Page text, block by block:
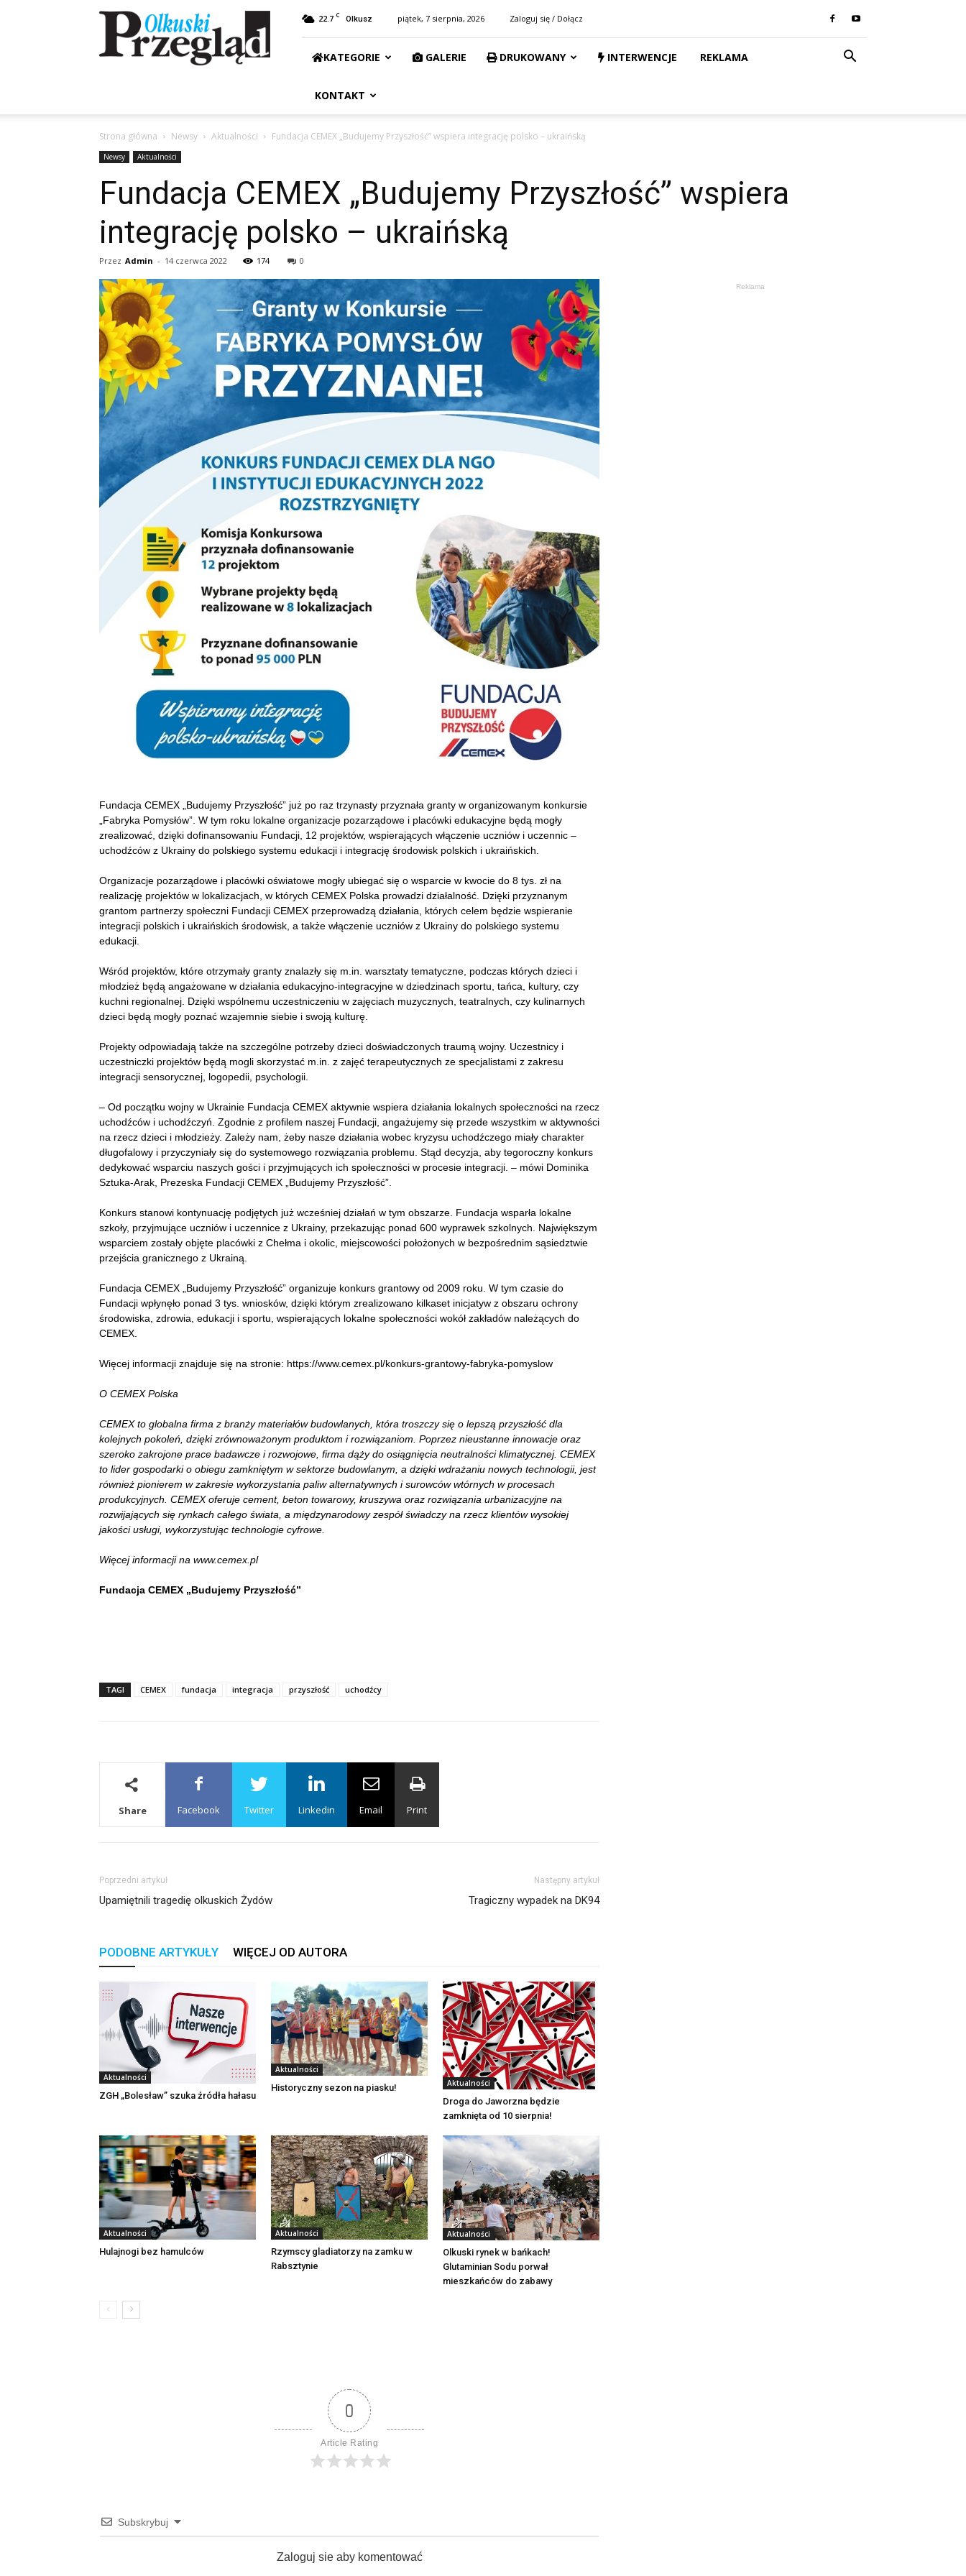
Przegląd
Olkuski
22.7 C Olkusz piątek, 7 sierpnia, 2026 Zaloguj się / Dołącz
KATEGORIE GALERIE DRUKOWANY INTERWENCJE REKLAMA
KONTAKT
Strona główna Newsy Aktualności Fundacja CEMEX „Budujemy Przyszłość” wspiera integrację polsko – ukraińską
Newsy Aktualności
Fundacja CEMEX „Budujemy Przyszłość” wspiera
integrację polsko – ukraińską
Przez Admin - 14 czerwca 2022 174 0
Fundacja CEMEX „Budujemy Przyszłość” już po raz trzynasty przyznała granty w organizowanym konkursie
„Fabryka Pomysłów”. W tym roku lokalne organizacje pozarządowe i placówki edukacyjne będą mogły
zrealizować, dzięki dofinansowaniu Fundacji, 12 projektów, wspierających włączenie uczniów i uczennic –
uchodźców z Ukrainy do polskiego systemu edukacji i integrację środowisk polskich i ukraińskich.
Organizacje pozarządowe i placówki oświatowe mogły ubiegać się o wsparcie w kwocie do 8 tys. zł na
realizację projektów w lokalizacjach, w których CEMEX Polska prowadzi działalność. Dzięki przyznanym
grantom partnerzy społeczni Fundacji CEMEX przeprowadzą działania, których celem będzie wspieranie
integracji polskich i ukraińskich środowisk, a także włączenie uczniów z Ukrainy do polskiego systemu
edukacji.
Wśród projektów, które otrzymały granty znalazły się m.in. warsztaty tematyczne, podczas których dzieci i
młodzież będą angażowane w działania edukacyjno-integracyjne w dziedzinach sportu, tańca, kultury, czy
kuchni regionalnej. Dzięki wspólnemu uczestniczeniu w zajęciach muzycznych, teatralnych, czy kulinarnych
dzieci będą mogły poznać wzajemnie siebie i swoją kulturę.
Projekty odpowiadają także na szczególne potrzeby dzieci doświadczonych traumą wojny. Uczestnicy i
uczestniczki projektów będą mogli skorzystać m.in. z zajęć terapeutycznych ze specjalistami z zakresu
integracji sensorycznej, logopedii, psychologii.
– Od początku wojny w Ukrainie Fundacja CEMEX aktywnie wspiera działania lokalnych społeczności na rzecz
uchodźców i uchodźczyń. Zgodnie z profilem naszej Fundacji, angażujemy się przede wszystkim w aktywności
na rzecz dzieci i młodzieży. Zależy nam, żeby nasze działania wobec kryzysu uchodźczego miały charakter
długofalowy i przyczyniały się do systemowego rozwiązania problemu. Stąd decyzja, aby tegoroczny konkurs
dedykować wsparciu naszych gości i przyjmujących ich społeczności w procesie integracji. – mówi Dominika
Sztuka-Arak, Prezeska Fundacji CEMEX „Budujemy Przyszłość”.
Konkurs stanowi kontynuację podjętych już wcześniej działań w tym obszarze. Fundacja wsparła lokalne
szkoły, przyjmujące uczniów i uczennice z Ukrainy, przekazując ponad 600 wyprawek szkolnych. Największym
wsparciem zostały objęte placówki z Chełma i okolic, miejscowości położonych w bezpośrednim sąsiedztwie
przejścia granicznego z Ukrainą.
Fundacja CEMEX „Budujemy Przyszłość” organizuje konkurs grantowy od 2009 roku. W tym czasie do
Fundacji wpłynęło ponad 3 tys. wniosków, dzięki którym zrealizowano kilkaset inicjatyw z obszaru ochrony
środowiska, zdrowia, edukacji i sportu, wspierających lokalne społeczności wokół zakładów należących do
CEMEX.
Więcej informacji znajduje się na stronie: https://www.cemex.pl/konkurs-grantowy-fabryka-pomyslow
O CEMEX Polska
CEMEX to globalna firma z branży materiałów budowlanych, która troszczy się o lepszą przyszłość dla
kolejnych pokoleń, dzięki zrównoważonym produktom i rozwiązaniom. Poprzez nieustanne innowacje oraz
szeroko zakrojone prace badawcze i rozwojowe, firma dąży do osiągnięcia neutralności klimatycznej. CEMEX
to lider gospodarki o obiegu zamkniętym w sektorze budowlanym, a dzięki wdrażaniu nowych technologii, jest
również pionierem w zakresie wykorzystania paliw alternatywnych i surowców wtórnych w procesach
produkcyjnych. CEMEX oferuje cement, beton towarowy, kruszywa oraz rozwiązania urbanizacyjne na
rozwijających się rynkach całego świata, a międzynarodowy zespół świadczy na rzecz klientów wysokiej
jakości usługi, wykorzystując technologie cyfrowe.
Więcej informacji na www.cemex.pl
Fundacja CEMEX „Budujemy Przyszłość”
TAGI CEMEX fundacja integracja przyszłość uchodźcy
Share Facebook Twitter Linkedin Email Print
Poprzedni artykuł
Upamiętnili tragedię olkuskich Żydów
Następny artykuł
Tragiczny wypadek na DK94
PODOBNE ARTYKUŁY WIĘCEJ OD AUTORA
Aktualności
ZGH „Bolesław” szuka źródła hałasu
Aktualności
Historyczny sezon na piasku! Aktualności
Droga do Jaworzna będzie
zamknięta od 10 sierpnia!
Aktualności
Hulajnogi bez hamulców
Aktualności
Rzymscy gladiatorzy na zamku w
Rabsztynie
Aktualności
Olkuski rynek w bańkach!
Glutaminian Sodu porwał
mieszkańców do zabawy
0
Article Rating
Subskrybuj
Zaloguj sie aby komentować
Reklama